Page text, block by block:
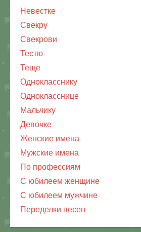
Невестке
Свекру
Свекрови
Тестю
Теще
Однокласснику
Однокласснице
Мальчику
Девочке
Женские имена
Мужские имена
По профессиям
С юбилеем женщине
С юбилеем мужчине
Переделки песен